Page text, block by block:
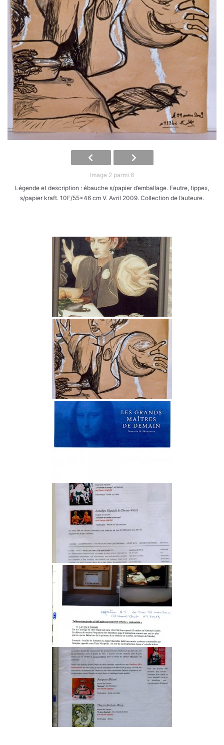
Image 2 parmi 6
Légende et description : ébauche s/papier d’emballage. Feutre, tippex,
s/papier kraft. 10F/55x46 cm V. Avril 2009. Collection de l’auteure.